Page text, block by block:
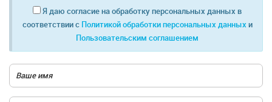
Я даю согласие на обработку персональных данных в
соответствии с Политикой обработки персональных данных и
Пользовательским соглашением